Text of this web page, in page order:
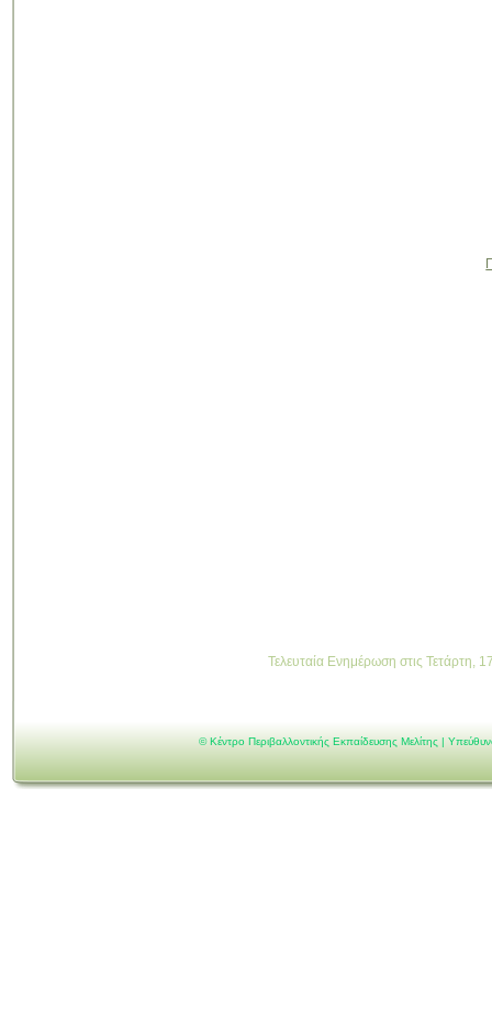
Τελευταία Ενημέρωση στις Τετάρτη,
© Κέντρο Περιβαλλοντικής Εκπαίδευσης Μελίτης |